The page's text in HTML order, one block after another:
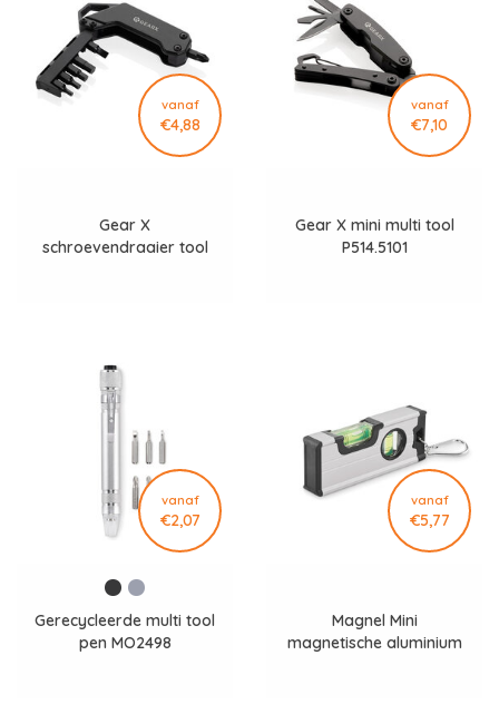
vanaf
€4,88
Gear X
schroevendraaier tool
vanaf
€7,10
Gear X mini multi tool
P514.5101
vanaf
€2,07
Gerecycleerde multi tool
pen MO2498
vanaf
€5,77
Magnel Mini
magnetische aluminium